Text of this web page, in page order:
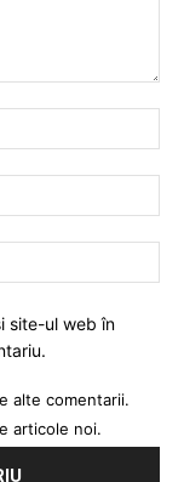
site-ul web în
alte comentarii.
articole noi.